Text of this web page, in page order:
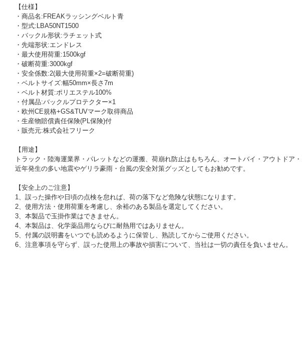
【仕様】
・商品名:FREAKラッシングベルト青
・型式:LBA50NT1500
・バックル形状:ラチェット式
・先端形状:エンドレス
・最大使用荷重:1500kgf
・破断荷重:3000kgf
・安全係数:2(最大使用荷重×2=破断荷重)
・ベルトサイズ:幅50mm×長さ7m
・ベルト材質:ポリエステル100%
・付属品:バックルプロテクター×1
・欧州CE規格+GS&TUVマーク取得商品
・生産物賠償責任保険(PL保険)付
・販売元:株式会社フリーク
【用途】
トラック・陸海運業界・パレットなどの運搬、荷崩れ防止はもちろん、オートバイ・アウトドア
近年発生の多い地震やゲリラ豪雨・台風の安全対策グッズとしてもお勧めです。
【安全上のご注意】
1、誤った操作や日頃の点検を怠れば、荷の落下など危険な状態になります。
2、使用方法・使用荷重を考慮し、余裕のある製品を選定してください。
3、本製品で玉掛作業はできません。
4、本製品は、化学薬品用ならびに耐熱用ではありません。
5、付属の説明書をいつでも読めるように保管し、熟読してからご使用ください。
6、注意事項を守らず、誤った使用上の事故や損害について、当社は一切の責任を負いません。